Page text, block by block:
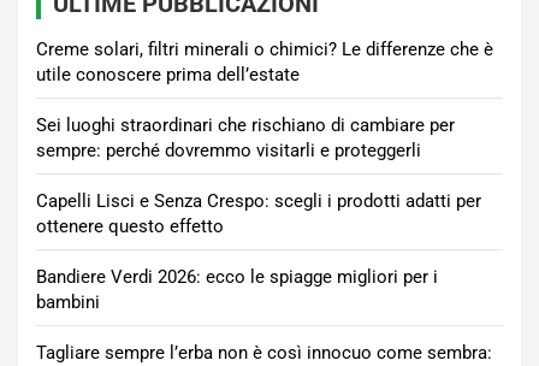
Creme solari, filtri minerali o chimici? Le differenze che è
utile conoscere prima dell’estate
Sei luoghi straordinari che rischiano di cambiare per
sempre: perché dovremmo visitarli e proteggerli
Capelli Lisci e Senza Crespo: scegli i prodotti adatti per
ottenere questo effetto
Bandiere Verdi 2026: ecco le spiagge migliori per i
bambini
Tagliare sempre l’erba non è così innocuo come sembra: